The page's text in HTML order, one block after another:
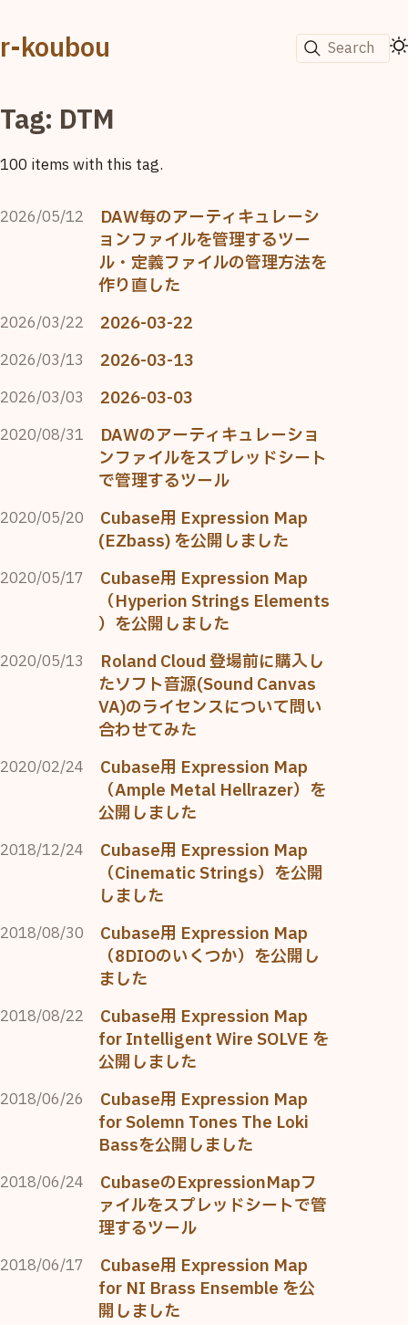
r-koubou Search
Tag: DTM
100 items with this tag.
2026/05/12
DAW毎のアーティキュレーシ
ョンファイルを管理するツー
ル・定義ファイルの管理方法を
作り直した
2026/03/22 2026-03-22
2026/03/13 2026-03-13
2026/03/03 2026-03-03
2020/08/31
DAWのアーティキュレーショ
ンファイルをスプレッドシート
で管理するツール
2020/05/20
Cubase用 Expression Map
(EZbass) を公開しました
2020/05/17
Cubase用 Expression Map
（Hyperion Strings Elements
）を公開しました
2020/05/13
Roland Cloud 登場前に購入し
たソフト音源(Sound Canvas
VA)のライセンスについて問い
合わせてみた
2020/02/24
Cubase用 Expression Map
（Ample Metal Hellrazer）を
公開しました
2018/12/24
Cubase用 Expression Map
（Cinematic Strings）を公開
しました
2018/08/30
Cubase用 Expression Map
（8DIOのいくつか）を公開し
ました
2018/08/22
Cubase用 Expression Map
for Intelligent Wire SOLVE を
公開しました
2018/06/26
Cubase用 Expression Map
for Solemn Tones The Loki
Bassを公開しました
2018/06/24
CubaseのExpressionMapフ
ァイルをスプレッドシートで管
理するツール
2018/06/17
Cubase用 Expression Map
for NI Brass Ensemble を公
開しました